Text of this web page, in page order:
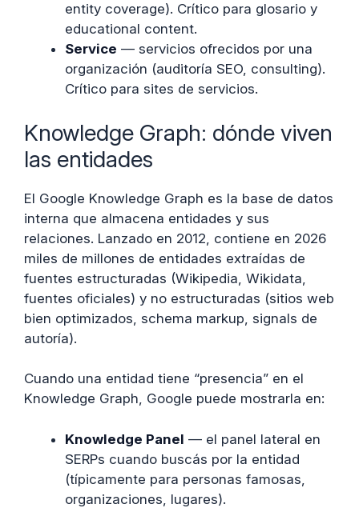
entity coverage). Crítico para glosario y
educational content.
Service — servicios ofrecidos por una
organización (auditoría SEO, consulting).
Crítico para sites de servicios.
Knowledge Graph: dónde viven
las entidades
El Google Knowledge Graph es la base de datos
interna que almacena entidades y sus
relaciones. Lanzado en 2012, contiene en 2026
miles de millones de entidades extraídas de
fuentes estructuradas (Wikipedia, Wikidata,
fuentes oficiales) y no estructuradas (sitios web
bien optimizados, schema markup, signals de
autoría).
Cuando una entidad tiene “presencia” en el
Knowledge Graph, Google puede mostrarla en:
Knowledge Panel — el panel lateral en
SERPs cuando buscás por la entidad
(típicamente para personas famosas,
organizaciones, lugares).